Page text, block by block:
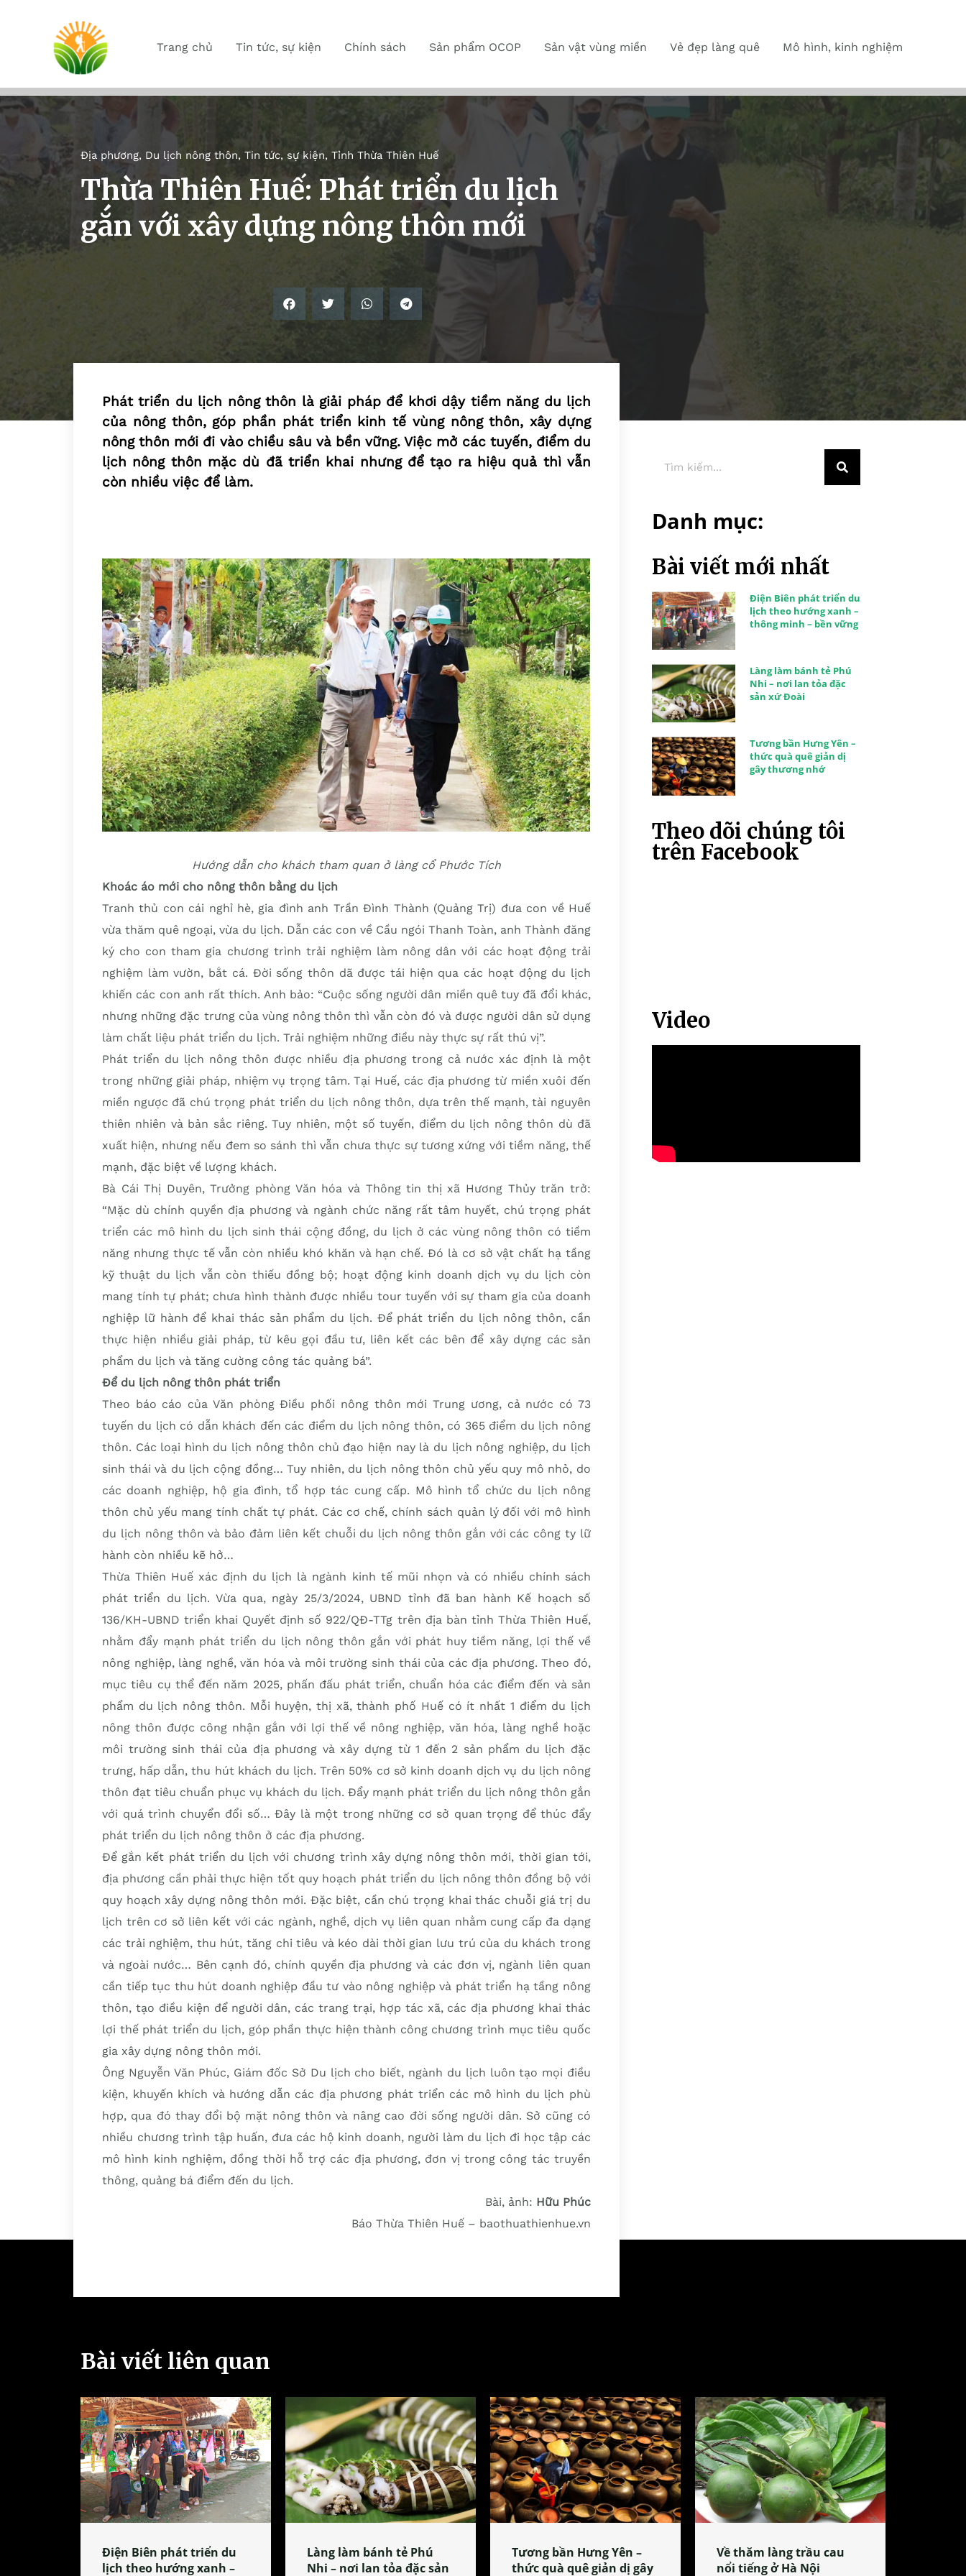
Trang chủ Tin tức, sự kiện Chính sách Sản phẩm OCOP Sản vật vùng miền Vẻ đẹp làng quê Mô hình, kinh nghiệm
Địa phương, Du lịch nông thôn, Tin tức, sự kiện, Tỉnh Thừa Thiên Huế
Thừa Thiên Huế: Phát triển du lịch
gắn với xây dựng nông thôn mới
Phát triển du lịch nông thôn là giải pháp để khơi dậy tiềm năng du lịch
của nông thôn, góp phần phát triển kinh tế vùng nông thôn, xây dựng
nông thôn mới đi vào chiều sâu và bền vững. Việc mở các tuyến, điểm du
lịch nông thôn mặc dù đã triển khai nhưng để tạo ra hiệu quả thì vẫn
còn nhiều việc để làm.
Hướng dẫn cho khách tham quan ở làng cổ Phước Tích
Khoác áo mới cho nông thôn bằng du lịch
Tranh thủ con cái nghỉ hè, gia đình anh Trần Đình Thành (Quảng Trị) đưa con về Huế
vừa thăm quê ngoại, vừa du lịch. Dẫn các con về Cầu ngói Thanh Toàn, anh Thành đăng
ký cho con tham gia chương trình trải nghiệm làm nông dân với các hoạt động trải
nghiệm làm vườn, bắt cá. Đời sống thôn dã được tái hiện qua các hoạt động du lịch
khiến các con anh rất thích. Anh bảo: “Cuộc sống người dân miền quê tuy đã đổi khác,
nhưng những đặc trưng của vùng nông thôn thì vẫn còn đó và được người dân sử dụng
làm chất liệu phát triển du lịch. Trải nghiệm những điều này thực sự rất thú vị”.
Phát triển du lịch nông thôn được nhiều địa phương trong cả nước xác định là một
trong những giải pháp, nhiệm vụ trọng tâm. Tại Huế, các địa phương từ miền xuôi đến
miền ngược đã chú trọng phát triển du lịch nông thôn, dựa trên thế mạnh, tài nguyên
thiên nhiên và bản sắc riêng. Tuy nhiên, một số tuyến, điểm du lịch nông thôn dù đã
xuất hiện, nhưng nếu đem so sánh thì vẫn chưa thực sự tương xứng với tiềm năng, thế
mạnh, đặc biệt về lượng khách.
Bà Cái Thị Duyên, Trưởng phòng Văn hóa và Thông tin thị xã Hương Thủy trăn trở:
“Mặc dù chính quyền địa phương và ngành chức năng rất tâm huyết, chú trọng phát
triển các mô hình du lịch sinh thái cộng đồng, du lịch ở các vùng nông thôn có tiềm
năng nhưng thực tế vẫn còn nhiều khó khăn và hạn chế. Đó là cơ sở vật chất hạ tầng
kỹ thuật du lịch vẫn còn thiếu đồng bộ; hoạt động kinh doanh dịch vụ du lịch còn
mang tính tự phát; chưa hình thành được nhiều tour tuyến với sự tham gia của doanh
nghiệp lữ hành để khai thác sản phẩm du lịch. Để phát triển du lịch nông thôn, cần
thực hiện nhiều giải pháp, từ kêu gọi đầu tư, liên kết các bên để xây dựng các sản
phẩm du lịch và tăng cường công tác quảng bá”.
Để du lịch nông thôn phát triển
Theo báo cáo của Văn phòng Điều phối nông thôn mới Trung ương, cả nước có 73
tuyến du lịch có dẫn khách đến các điểm du lịch nông thôn, có 365 điểm du lịch nông
thôn. Các loại hình du lịch nông thôn chủ đạo hiện nay là du lịch nông nghiệp, du lịch
sinh thái và du lịch cộng đồng… Tuy nhiên, du lịch nông thôn chủ yếu quy mô nhỏ, do
các doanh nghiệp, hộ gia đình, tổ hợp tác cung cấp. Mô hình tổ chức du lịch nông
thôn chủ yếu mang tính chất tự phát. Các cơ chế, chính sách quản lý đối với mô hình
du lịch nông thôn và bảo đảm liên kết chuỗi du lịch nông thôn gắn với các công ty lữ
hành còn nhiều kẽ hở…
Thừa Thiên Huế xác định du lịch là ngành kinh tế mũi nhọn và có nhiều chính sách
phát triển du lịch. Vừa qua, ngày 25/3/2024, UBND tỉnh đã ban hành Kế hoạch số
136/KH-UBND triển khai Quyết định số 922/QĐ-TTg trên địa bàn tỉnh Thừa Thiên Huế,
nhằm đẩy mạnh phát triển du lịch nông thôn gắn với phát huy tiềm năng, lợi thế về
nông nghiệp, làng nghề, văn hóa và môi trường sinh thái của các địa phương. Theo đó,
mục tiêu cụ thể đến năm 2025, phấn đấu phát triển, chuẩn hóa các điểm đến và sản
phẩm du lịch nông thôn. Mỗi huyện, thị xã, thành phố Huế có ít nhất 1 điểm du lịch
nông thôn được công nhận gắn với lợi thế về nông nghiệp, văn hóa, làng nghề hoặc
môi trường sinh thái của địa phương và xây dựng từ 1 đến 2 sản phẩm du lịch đặc
trưng, hấp dẫn, thu hút khách du lịch. Trên 50% cơ sở kinh doanh dịch vụ du lịch nông
thôn đạt tiêu chuẩn phục vụ khách du lịch. Đẩy mạnh phát triển du lịch nông thôn gắn
với quá trình chuyển đổi số… Đây là một trong những cơ sở quan trọng để thúc đẩy
phát triển du lịch nông thôn ở các địa phương.
Để gắn kết phát triển du lịch với chương trình xây dựng nông thôn mới, thời gian tới,
địa phương cần phải thực hiện tốt quy hoạch phát triển du lịch nông thôn đồng bộ với
quy hoạch xây dựng nông thôn mới. Đặc biệt, cần chú trọng khai thác chuỗi giá trị du
lịch trên cơ sở liên kết với các ngành, nghề, dịch vụ liên quan nhằm cung cấp đa dạng
các trải nghiệm, thu hút, tăng chi tiêu và kéo dài thời gian lưu trú của du khách trong
và ngoài nước… Bên cạnh đó, chính quyền địa phương và các đơn vị, ngành liên quan
cần tiếp tục thu hút doanh nghiệp đầu tư vào nông nghiệp và phát triển hạ tầng nông
thôn, tạo điều kiện để người dân, các trang trại, hợp tác xã, các địa phương khai thác
lợi thế phát triển du lịch, góp phần thực hiện thành công chương trình mục tiêu quốc
gia xây dựng nông thôn mới.
Ông Nguyễn Văn Phúc, Giám đốc Sở Du lịch cho biết, ngành du lịch luôn tạo mọi điều
kiện, khuyến khích và hướng dẫn các địa phương phát triển các mô hình du lịch phù
hợp, qua đó thay đổi bộ mặt nông thôn và nâng cao đời sống người dân. Sở cũng có
nhiều chương trình tập huấn, đưa các hộ kinh doanh, người làm du lịch đi học tập các
mô hình kinh nghiệm, đồng thời hỗ trợ các địa phương, đơn vị trong công tác truyền
thông, quảng bá điểm đến du lịch.
Bài, ảnh: Hữu Phúc
Báo Thừa Thiên Huế – baothuathienhue.vn
Danh mục:
Bài viết mới nhất
Điện Biên phát triển du
lịch theo hướng xanh –
thông minh – bền vững
Làng làm bánh tẻ Phú
Nhi – nơi lan tỏa đặc
sản xứ Đoài
Tương bần Hưng Yên –
thức quà quê giản dị
gây thương nhớ
Theo dõi chúng tôi
trên Facebook
Video
Bài viết liên quan
Điện Biên phát triển du
lịch theo hướng xanh –
Làng làm bánh tẻ Phú
Nhi – nơi lan tỏa đặc sản
Tương bần Hưng Yên –
thức quà quê giản dị gây
Về thăm làng trầu cau
nổi tiếng ở Hà Nội